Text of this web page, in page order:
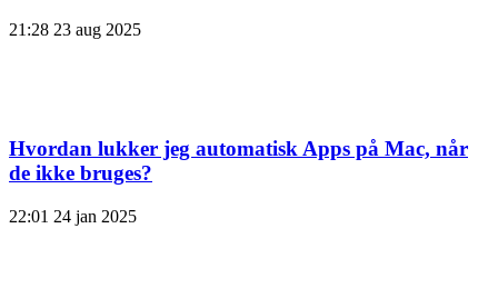
21:28 23 aug 2025
Hvordan lukker jeg automatisk Apps på Mac, når
de ikke bruges?
22:01 24 jan 2025